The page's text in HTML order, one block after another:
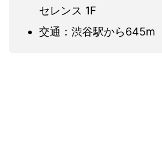
セレンス 1F
交通：渋谷駅から645m